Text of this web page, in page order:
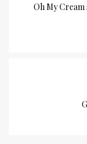
Oh My